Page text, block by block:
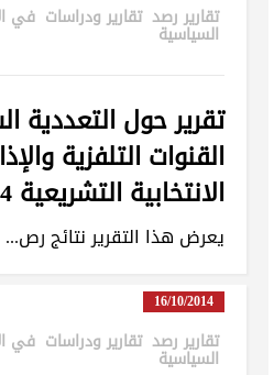
تقارير رصد ,تقارير ودراسات في
السياسية
تقرير حول التعددية
القنوات التلفزية
الانتخابية التشريعية 2014
يعرض هذا التقرير نتائج رص...
16/10/2014
تقارير رصد ,تقارير ودراسات في
السياسية